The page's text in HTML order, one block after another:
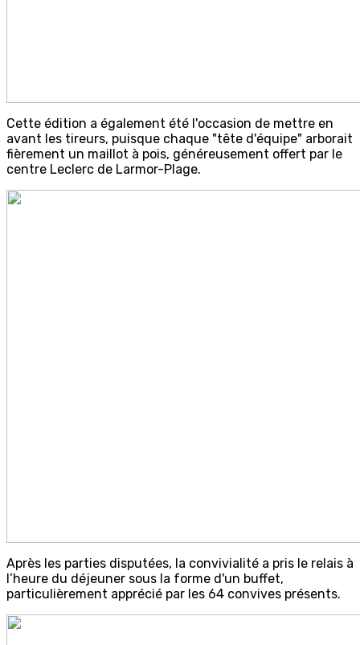
Cette édition a également été l'occasion de mettre en
avant les tireurs, puisque chaque "tête d'équipe" arborait
fièrement un maillot à pois, généreusement offert par le
centre Leclerc de Larmor-Plage.
Après les parties disputées, la convivialité a pris le relais à
l’heure du déjeuner sous la forme d'un buffet,
particulièrement apprécié par les 64 convives présents.